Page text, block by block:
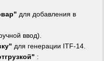
для добавления в
ввод).
для генерации ITF-14.
: